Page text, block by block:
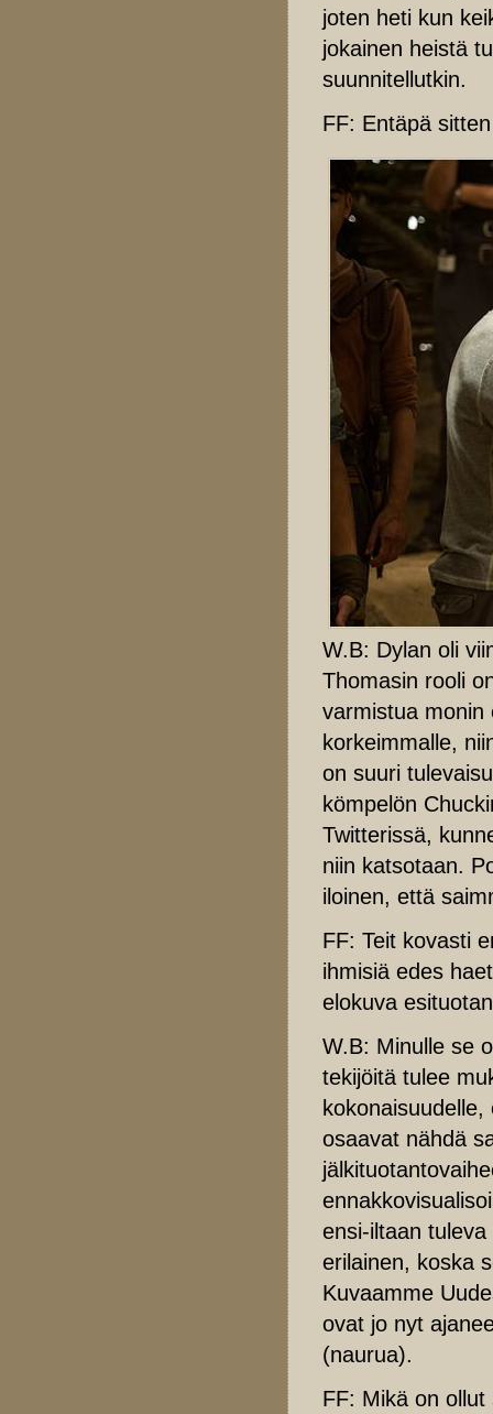
joten heti kun
jokainen heistä
suunnitellutkin.
FF: Entäpä
W.B: Dylan oli
Thomasin rooli
varmistua monin
korkeimmalle,
on suuri
kömpelön
Twitterissä,
niin katsotaan.
iloinen, että
FF: Teit kovasti
ihmisiä edes
elokuva
W.B: Minulle se
tekijöitä tulee
osaavat nähdä
ensi-iltaan tuleva
erilainen, koska
Kuvaamme
ovat jo nyt
(naurua).
FF: Mikä on ollut